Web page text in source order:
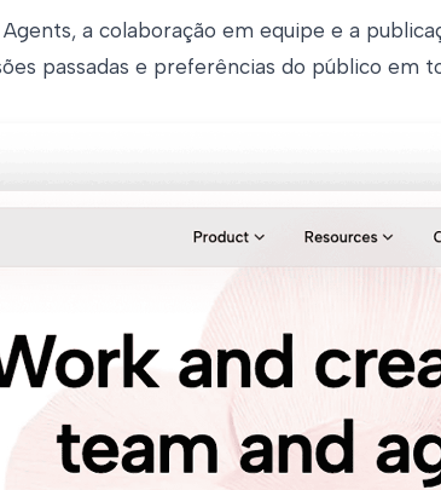
a colaboração em equipe e a
passadas e preferências do público em